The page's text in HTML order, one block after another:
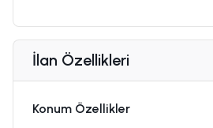
İlan Özellikleri
Konum Özellikler